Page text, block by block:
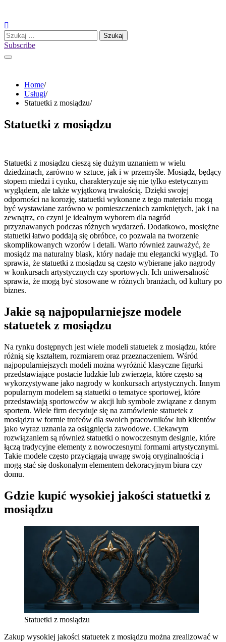
content
Szukaj:
Subscribe
Home
Usługi
Statuetki z mosiądzu
Statuetki z mosiądzu
Statuetki z mosiądzu cieszą się dużym uznaniem w wielu
dziedzinach, zarówno w sztuce, jak i w przemyśle. Mosiądz, będący
stopem miedzi i cynku, charakteryzuje się nie tylko estetycznym
wyglądem, ale także wyjątkową trwałością. Dzięki swojej
odporności na korozję, statuetki wykonane z tego materiału mogą
być wystawiane zarówno w pomieszczeniach zamkniętych, jak i na
zewnątrz, co czyni je idealnym wyborem dla nagród
przyznawanych podczas różnych wydarzeń. Dodatkowo, mosiężne
statuetki łatwo poddają się obróbce, co pozwala na tworzenie
skomplikowanych wzorów i detali. Warto również zauważyć, że
mosiądz ma naturalny blask, który nadaje mu elegancki wygląd. To
sprawia, że statuetki z mosiądzu są często wybierane jako nagrody
w konkursach artystycznych czy sportowych. Ich uniwersalność
sprawia, że mogą być stosowane w różnych branżach, od kultury po
biznes.
Jakie są najpopularniejsze modele
statuetek z mosiądzu
Na rynku dostępnych jest wiele modeli statuetek z mosiądzu, które
różnią się kształtem, rozmiarem oraz przeznaczeniem. Wśród
najpopularniejszych modeli można wyróżnić klasyczne figurki
przedstawiające postacie ludzkie lub zwierzęta, które często są
wykorzystywane jako nagrody w konkursach artystycznych. Innym
popularnym modelem są statuetki o tematyce sportowej, które
przedstawiają sportowców w akcji lub symbole związane z danym
sportem. Wiele firm decyduje się na zamówienie statuetek z
mosiądzu w formie trofeów dla swoich pracowników lub klientów
jako wyraz uznania za osiągnięcia zawodowe. Ciekawym
rozwiązaniem są również statuetki o nowoczesnym designie, które
łączą tradycyjne elementy z nowoczesnymi formami artystycznymi.
Takie modele często przyciągają uwagę swoją oryginalnością i
mogą stać się doskonałym elementem dekoracyjnym biura czy
domu.
Gdzie kupić wysokiej jakości statuetki z
mosiądzu
Statuetki z mosiądzu
Zakup wysokiej jakości statuetek z mosiądzu można zrealizować w